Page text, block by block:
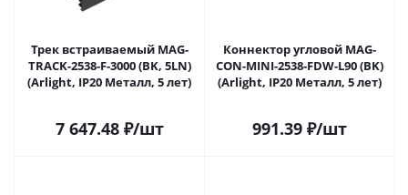
Трек встраиваемый MAG-
TRACK-2538-F-3000 (BK, 5LN)
(Arlight, IP20 Металл, 5 лет)
7 647.48₽/шт
Коннектор угловой MAG-
CON-MINI-2538-FDW-L90 (BK)
(Arlight, IP20 Металл, 5 лет)
991.39 ₽/шт